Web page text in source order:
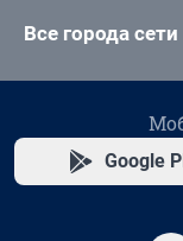
Все города сети
Google